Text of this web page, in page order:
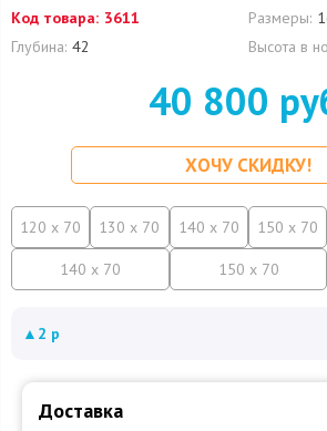
Код товара: 3611 Размеры:
Глубина: 42 Высота в
40 800
ХОЧУ СКИДКУ!
120 x 70 130 x 70 140 x 70 150 x 70
140 x 70 150 x 70
▲ 2 р
Доставка